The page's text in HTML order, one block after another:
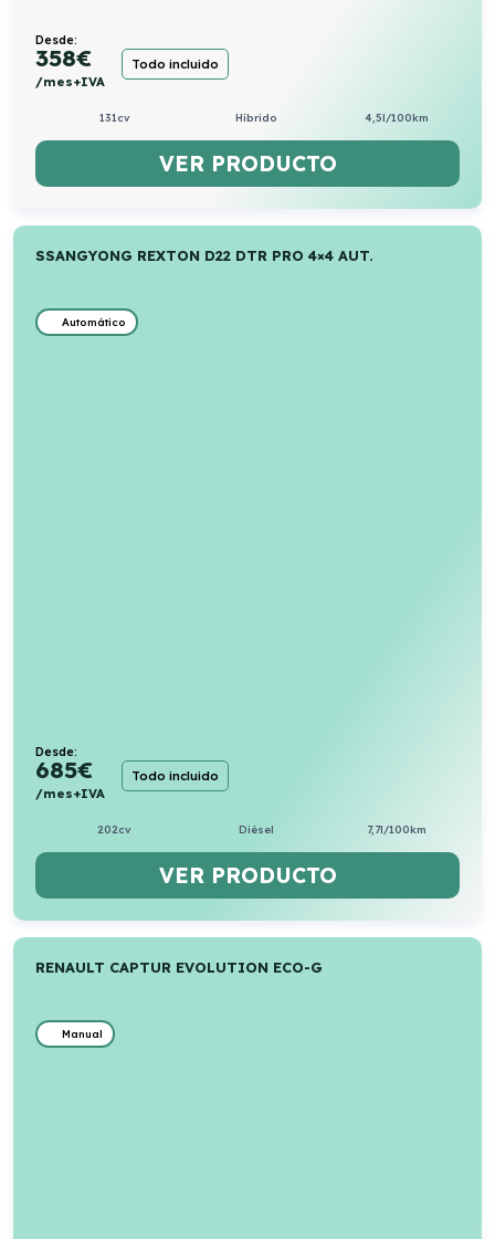
Desde:
358€
/mes+IVA
Todo incluido
131cv Híbrido 4,5l/100km
VER PRODUCTO
SSANGYONG REXTON D22 DTR PRO 4×4 AUT.
Automático
Desde:
685€
/mes+IVA
Todo incluido
202cv Diésel 7,7l/100km
VER PRODUCTO
RENAULT CAPTUR EVOLUTION ECO-G
Manual